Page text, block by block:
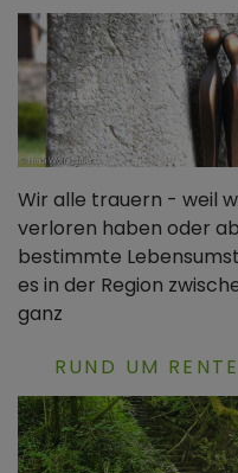
Wir alle trauern - weil
verloren haben oder
bestimmte
es in der Region
ganz
RUND UM